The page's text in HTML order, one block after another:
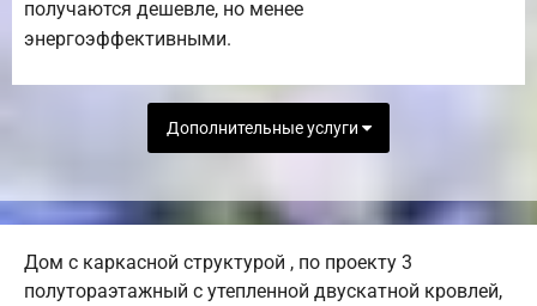
получаются дешевле, но менее
энергоэффективными.
Дополнительные услуги
Дом с каркасной структурой , по проекту 3
полутораэтажный с утепленной двускатной кровлей,